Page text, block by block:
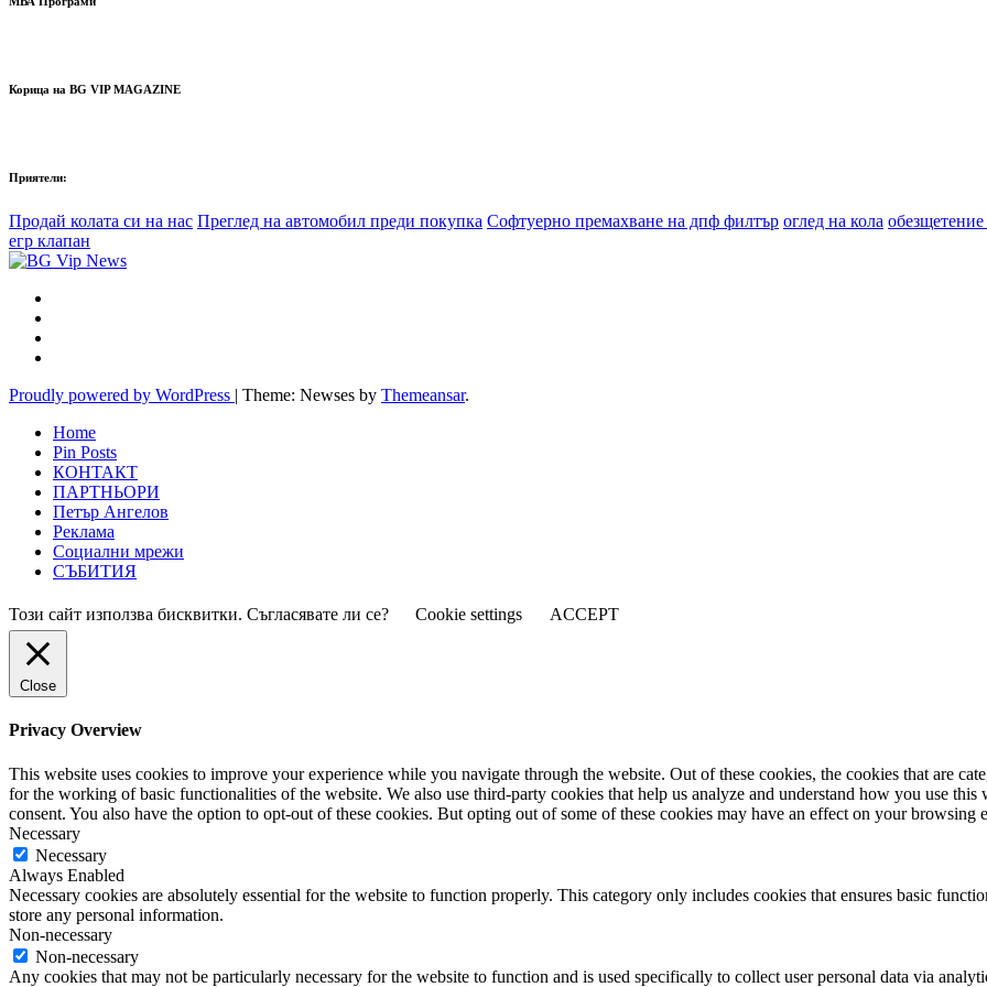
Корица на BG VIP MAGAZINE
Приятели:
Продай колата си на нас Преглед на автомобил преди покупка Софтуерно премахване на дпф филтър оглед на кола
егр клапан
Proudly powered by WordPress | Theme: Newses by Themeansar.
Home
Pin Posts
КОНТАКТ
ПАРТНЬОРИ
Петър Ангелов
Реклама
Социални мрежи
СЪБИТИЯ
Този сайт използва бисквитки. Съгласявате ли се? Cookie settings ACCEPT
Close
Privacy Overview
This website uses cookies to improve your experience while you navigate through the website. Out of these cookies, the cookies that are
for the working of basic functionalities of the website. We also use third-party cookies that help us analyze and understand how you use
consent. You also have the option to opt-out of these cookies. But opting out of some of these cookies may have an effect on your browsing
Necessary
Necessary
Always Enabled
Necessary cookies are absolutely essential for the website to function properly. This category only includes cookies that ensures basic
store any personal information.
Non-necessary
Non-necessary
Any cookies that may not be particularly necessary for the website to function and is used specifically to collect user personal data via